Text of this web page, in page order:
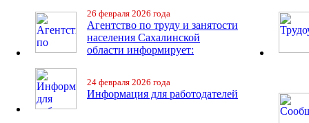
26 февраля 2026 года
Агентство по труду и занятости
населения Сахалинской
области информирует:
24 февраля 2026 года
Информация для работодателей